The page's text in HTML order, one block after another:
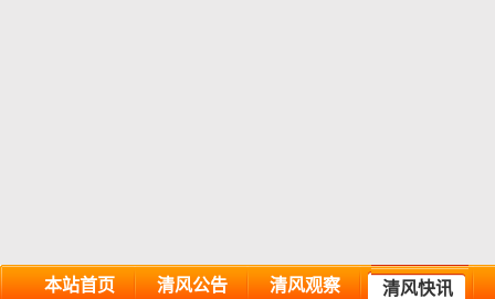
本站首页 清风公告 清风观察 清风快讯